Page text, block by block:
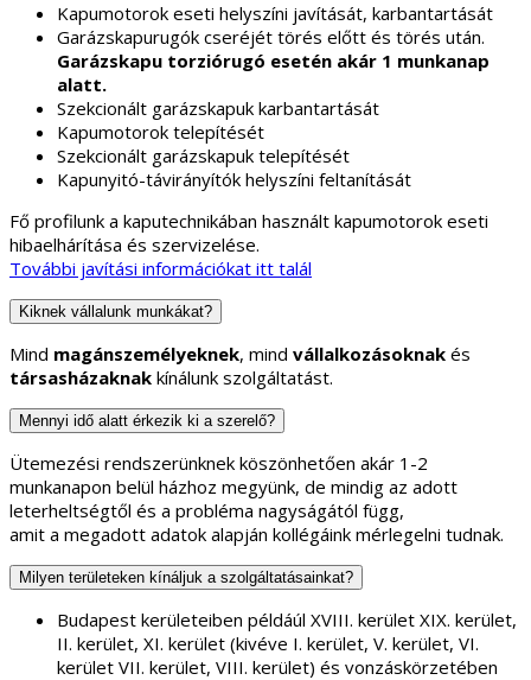
Kapumotorok eseti helyszíni javítását, karbantartását
Garázskapurugók cseréjét törés előtt és törés után.
Garázskapu torziórugó esetén akár 1 munkanap
alatt.
Szekcionált garázskapuk karbantartását
Kapumotorok telepítését
Szekcionált garázskapuk telepítését
Kapunyitó-távirányítók helyszíni feltanítását
Fő profilunk a kaputechnikában használt kapumotorok eseti
hibaelhárítása és szervizelése.
További javítási információkat itt talál
Kiknek vállalunk munkákat?
Mind magánszemélyeknek, mind vállalkozásoknak és
társasházaknak kínálunk szolgáltatást.
Mennyi idő alatt érkezik ki a szerelő?
Ütemezési rendszerünknek köszönhetően akár 1-2
munkanapon belül házhoz megyünk, de mindig az adott
leterheltségtől és a probléma nagyságától függ,
amit a megadott adatok alapján kollégáink mérlegelni tudnak.
Milyen területeken kínáljuk a szolgáltatásainkat?
Budapest kerületeiben példáúl XVIII. kerület XIX. kerület,
II. kerület, XI. kerület (kivéve I. kerület, V. kerület, VI.
kerület VII. kerület, VIII. kerület) és vonzáskörzetében